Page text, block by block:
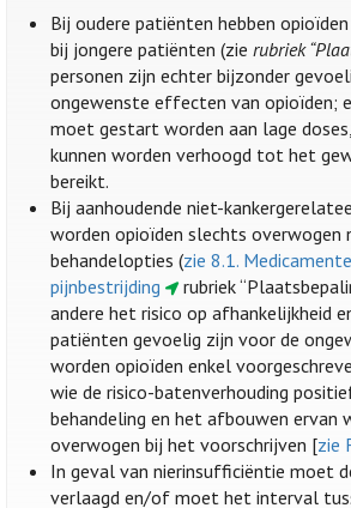
Bij oudere patiënten hebben
bij jongere patiënten (zierubriek
personen zijn echter bijzonder
ongewenste effecten van opioïden;
moet gestart worden aan lage
kunnen worden verhoogd tot het
bereikt.
Bij aanhoudende niet-
worden opioïden slechts overwogen
behandelopties (zie 8.1.
pijnbestrijding
rubriek
andere het risico op afhankelijkheid
patiënten gevoelig zijn voor de
worden opioïden enkel
wie de risico-batenverhouding
behandeling en het afbouwen ervan
overwogen bij het voorschrijven [zie
In geval van nierinsufficiëntie moet
verlaagd en/of moet het interval